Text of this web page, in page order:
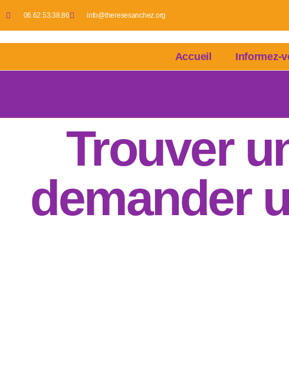
06.62.53.38.86 info@theresesanchez.org
Accueil Informez-
Trouver
demander